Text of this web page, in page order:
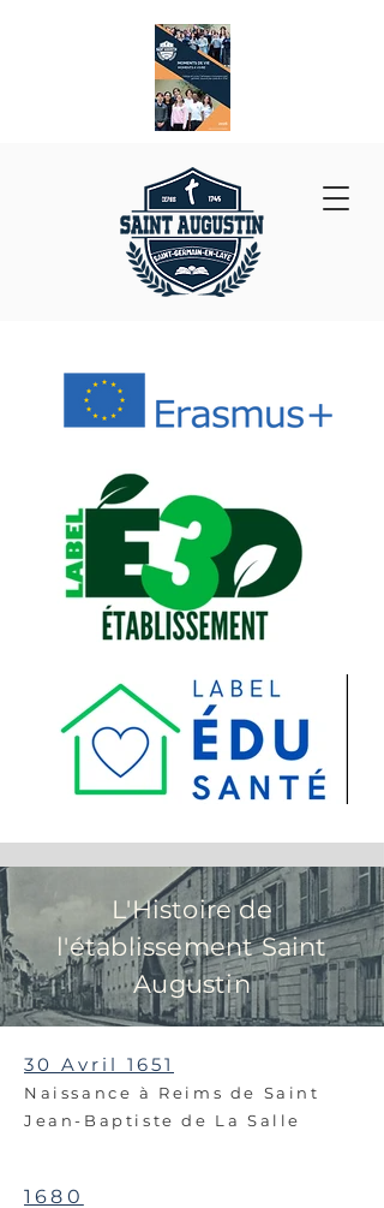
L'Histoire de
l'établissement Saint
Augustin
30 Avril 1651
Naissance à Reims de Saint
Jean-Baptiste de La Salle
1680